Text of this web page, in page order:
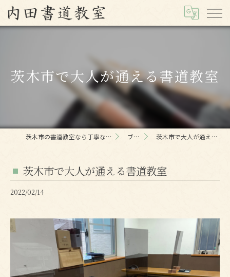
茨木市で大人が通える書道教室
茨木市の書道教室なら丁寧な内田書道教室 ブログ 茨木市で大人が通える書道教室
茨木市で大人が通える書道教室
2022/02/14